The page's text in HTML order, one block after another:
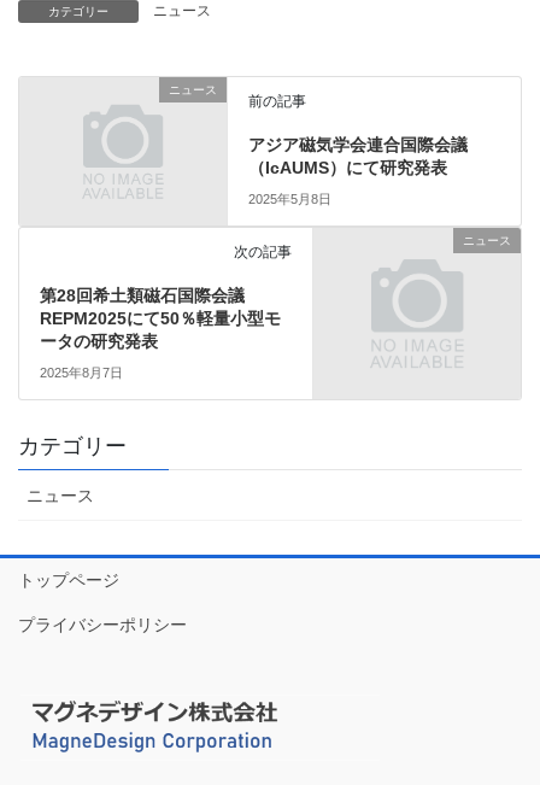
カテゴリー ニュース
ニュース
前の記事
アジア磁気学会連合国際会議
（IcAUMS）にて研究発表
2025年5月8日
ニュース
次の記事
第28回希土類磁石国際会議
REPM2025にて50％軽量小型モ
ータの研究発表
2025年8月7日
カテゴリー
ニュース
トップページ
プライバシーポリシー